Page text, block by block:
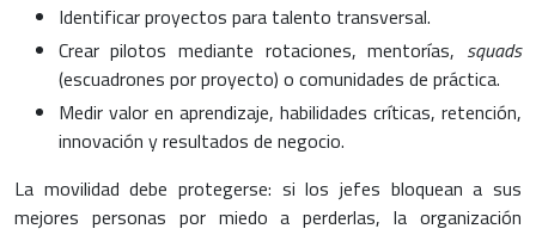
Identificar proyectos para talento transversal.
Crear pilotos mediante rotaciones, mentorías, squads
(escuadrones por proyecto) o comunidades de práctica.
Medir valor en aprendizaje, habilidades críticas, retención,
innovación y resultados de negocio.
La movilidad debe protegerse: si los jefes bloquean a sus
mejores personas por miedo a perderlas, la organización